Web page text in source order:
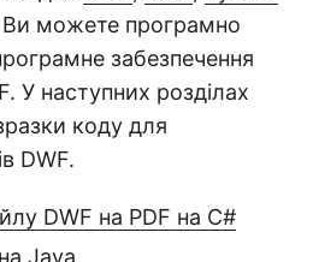
Ви можете програмно
забезпечення
У наступних розділах
коду для
DWF.
DWF на PDF на C#